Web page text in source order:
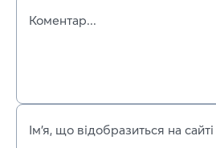
Коментар...
Ім’я, що відобразиться на сайті